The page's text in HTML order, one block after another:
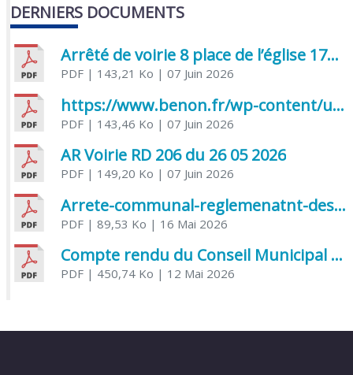
DERNIERS DOCUMENTS
Arrêté de voirie 8 place de l’église 17170 Benon
PDF| 143,21 Ko | 07 Juin 2026
https://www.benon.fr/wp-content/uploads/2026/06/AR-Voirie-Chemin-de-Lafond-du-26-05-2026.pdf
PDF| 143,46 Ko | 07 Juin 2026
AR Voirie RD 206 du 26 05 2026
PDF| 149,20 Ko | 07 Juin 2026
Arrete-communal-reglemenatnt-des-bruits-de-voisinage-et-des-activites-bruyantes
PDF| 89,53 Ko | 16 Mai 2026
Compte rendu du Conseil Municipal du 06 mai 2026
PDF| 450,74 Ko | 12 Mai 2026